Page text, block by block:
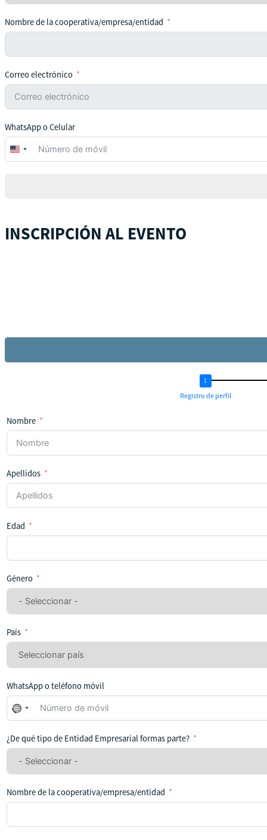
Nombre de la cooperativa/empresa/entidad
Correo electrónico
WhatsApp o Celular
United
States
INSCRIPCIÓN AL EVENTO
Registro de perfil
Nombre
Apellidos
Edad
Género
País
WhatsApp o teléfono móvil
No
se
seleccionado
ningún
¿De qué tipo de Entidad Empresarial formas parte?
Nombre de la cooperativa/empresa/entidad